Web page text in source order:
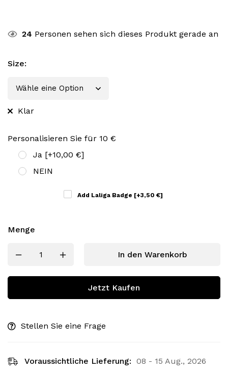
24 Personen sehen sich dieses Produkt gerade an
Size:
Klar
Personalisieren Sie für 10 €
Ja [+10,00 €]
NEIN
Add Laliga Badge [+3,50 €]
Menge
In den Warenkorb
Jetzt Kaufen
Stellen Sie eine Frage
Voraussichtliche Lieferung: 08 - 15 Aug., 2026